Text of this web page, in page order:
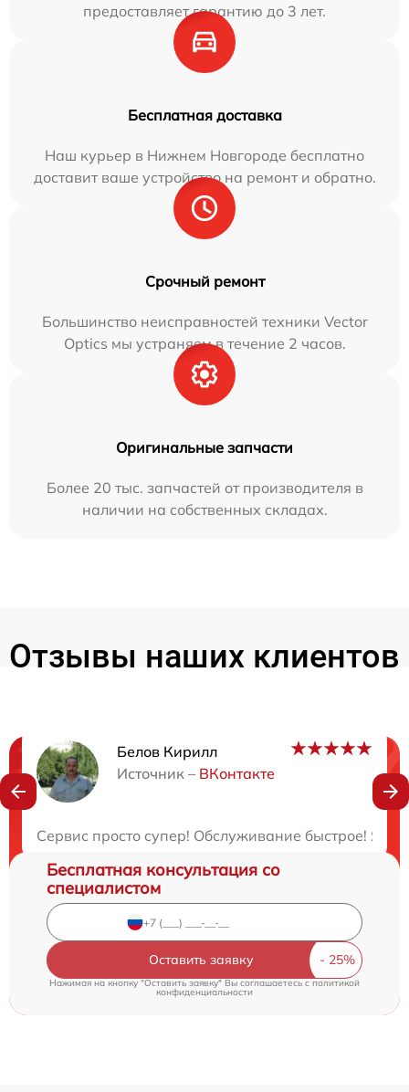
предоставляет гарантию до 3 лет.
Бесплатная доставка
Наш курьер в Нижнем Новгороде бесплатно
доставит ваше устройство на ремонт и обратно.
Срочный ремонт
Большинство неисправностей техники Vector
Optics мы устраняем в течение 2 часов.
Оригинальные запчасти
Более 20 тыс. запчастей от производителя в
наличии на собственных складах.
Отзывы наших клиентов
Белов Кирилл
Источник – ВКонтакте
Сервис просто супер! Обслуживание быстрое! Я
Нужна консультация?
Бесплатная консультация со
специалистом
Оставить заявку
Нажимая на кнопку "Оставить заявку" Вы соглашаетесь c политикой
конфиденциальности